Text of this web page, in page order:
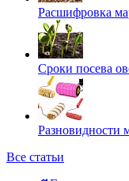
Расшифровка
Сроки посева
Разновидности
Все статьи